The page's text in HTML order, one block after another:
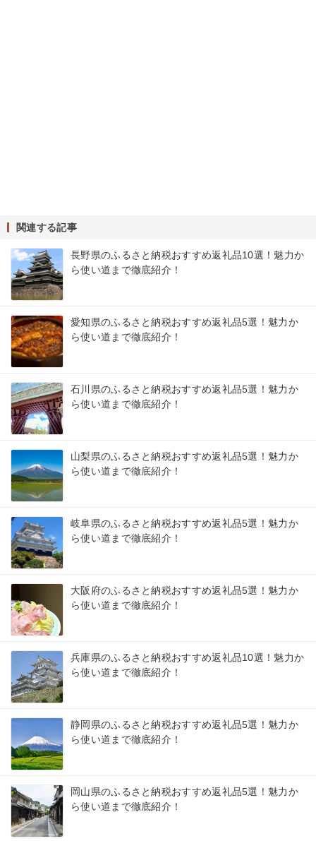
関連する記事
長野県のふるさと納税おすすめ返礼品10選！魅力か
ら使い道まで徹底紹介！
愛知県のふるさと納税おすすめ返礼品5選！魅力か
ら使い道まで徹底紹介！
石川県のふるさと納税おすすめ返礼品5選！魅力か
ら使い道まで徹底紹介！
山梨県のふるさと納税おすすめ返礼品5選！魅力か
ら使い道まで徹底紹介！
岐阜県のふるさと納税おすすめ返礼品5選！魅力か
ら使い道まで徹底紹介！
大阪府のふるさと納税おすすめ返礼品5選！魅力か
ら使い道まで徹底紹介！
兵庫県のふるさと納税おすすめ返礼品10選！魅力か
ら使い道まで徹底紹介！
静岡県のふるさと納税おすすめ返礼品5選！魅力か
ら使い道まで徹底紹介！
岡山県のふるさと納税おすすめ返礼品5選！魅力か
ら使い道まで徹底紹介！